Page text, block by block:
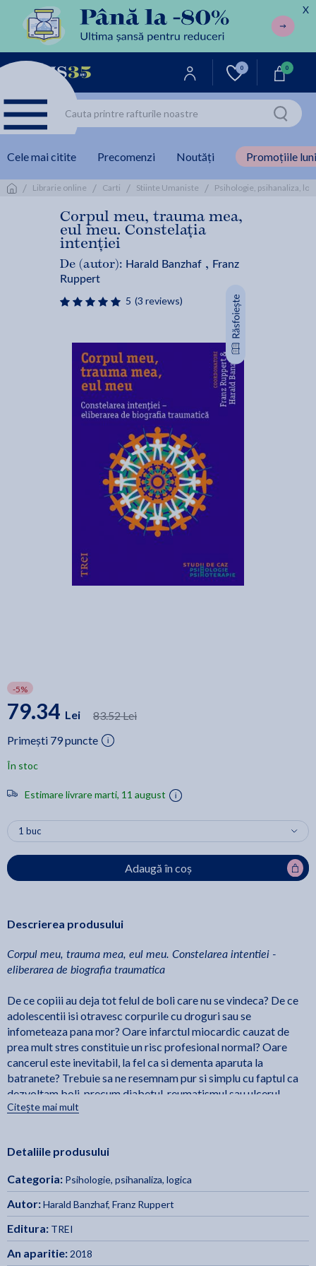
X
0 0
Cele mai citite Precomenzi Noutăți Promoțiile
/ Librarie online / Carti / Stiinte Umaniste / Psihologie, psihanaliza,
Corpul meu, trauma mea,
eul meu. Constelația
intenției
De (autor): Harald Banzhaf, Franz
Ruppert
5 (3 reviews)
-5%
79.34 Lei
83.52 Lei
Primești 79 puncte
În stoc
Estimare livrare marti, 11 august
Adaugă în coș
Descrierea produsului
Corpul meu, trauma mea, eul meu. Constelarea intentiei -
eliberarea de biografia traumatica
De ce copiii au deja tot felul de boli care nu se vindeca? De ce
adolescentii isi otravesc corpurile cu droguri sau se
infometeaza pana mor? Oare infarctul miocardic cauzat de
prea mult stres constituie un risc profesional normal? Oare
cancerul este inevitabil, la fel ca si dementa aparuta la
batranete? Trebuie sa ne resemnam pur si simplu cu faptul ca
dezvoltam boli, precum diabetul, reumatismul sau ulcerul
gastric si sa ne multumim cu un tratament axat pe simptom,
nu sunt in niciun caz bazate doar pe predispozitiile organice, pe
rezultatul experientelor de viata pe care nu le-am putut
procesa din punct de vedere psihic, sunt consecintele
traumelor psihice care se exprima prin intermediul corpului
nostru. Aceste afirmatii sunt sustinute de cazurile prezentate in
volumul de fata de diferiti terapeuti care au lucrat cu metoda
Citește mai mult
Detaliile produsului
Categoria: Psihologie, psihanaliza, logica
Autor:Harald Banzhaf, Franz Ruppert
Editura: TREI
An aparitie: 2018